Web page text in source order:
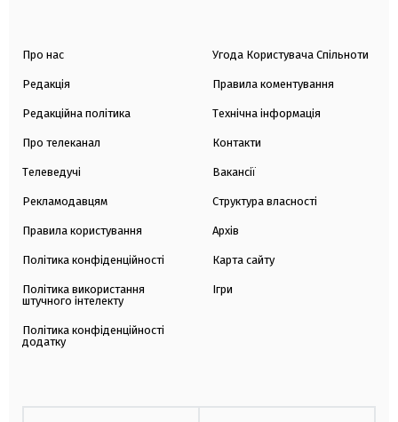
Про нас
Редакція
Редакційна політика
Про телеканал
Телеведучі
Рекламодавцям
Правила користування
Політика конфіденційності
Політика використання
штучного інтелекту
Політика конфіденційності
додатку
Угода Користувача Спільноти
Правила коментування
Технічна інформація
Контакти
Вакансії
Структура власності
Архів
Карта сайту
Ігри